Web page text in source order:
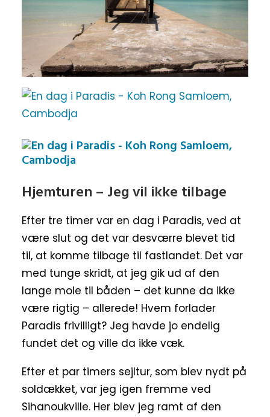
Hjemturen – Jeg vil ikke tilbage
Efter tre timer var en dag i Paradis, ved at
være slut og det var desværre blevet tid
til, at komme tilbage til fastlandet. Det var
med tunge skridt, at jeg gik ud af den
lange mole til båden – det kunne da ikke
være rigtig – allerede! Hvem forlader
Paradis frivilligt? Jeg havde jo endelig
fundet det og ville da ikke væk.
Efter et par timers sejltur, som blev nydt på
soldækket, var jeg igen fremme ved
Sihanoukville. Her blev jeg ramt af den